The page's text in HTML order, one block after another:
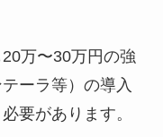
万〜30万円の強
ーラ等）の導入
要があります。